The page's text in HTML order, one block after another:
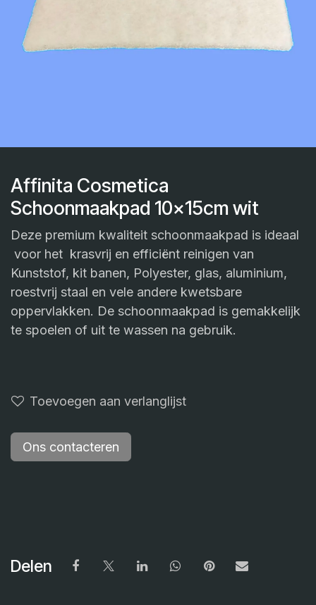
Affinita Cosmetica
Schoonmaakpad 10x15cm wit
Deze premium kwaliteit schoonmaakpad is ideaal
voor het krasvrij en efficiënt reinigen van
Kunststof, kit banen, Polyester, glas, aluminium,
roestvrij staal en vele andere kwetsbare
oppervlakken. De schoonmaakpad is gemakkelijk
te spoelen of uit te wassen na gebruik.
Toevoegen aan verlanglijst
Ons contacteren
Delen